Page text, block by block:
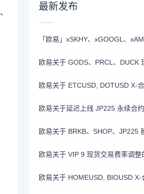
最新发布
欧易关于延迟上线 JP225 永续合
欧易关于 VIP 9 现货交易费率调整